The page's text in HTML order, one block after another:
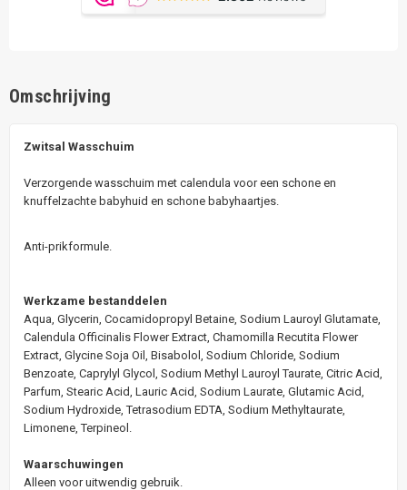
Omschrijving
Zwitsal Wasschuim
Verzorgende wasschuim met calendula voor een schone en
knuffelzachte babyhuid en schone babyhaartjes.
Anti-prikformule.
Werkzame bestanddelen
Aqua, Glycerin, Cocamidopropyl Betaine, Sodium Lauroyl Glutamate,
Calendula Officinalis Flower Extract, Chamomilla Recutita Flower
Extract, Glycine Soja Oil, Bisabolol, Sodium Chloride, Sodium
Benzoate, Caprylyl Glycol, Sodium Methyl Lauroyl Taurate, Citric Acid,
Parfum, Stearic Acid, Lauric Acid, Sodium Laurate, Glutamic Acid,
Sodium Hydroxide, Tetrasodium EDTA, Sodium Methyltaurate,
Limonene, Terpineol.
Waarschuwingen
Alleen voor uitwendig gebruik.